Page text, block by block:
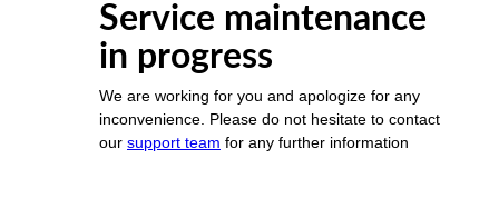
Service maintenance
in progress
We are working for you and apologize for any
inconvenience. Please do not hesitate to contact
our support team for any further information